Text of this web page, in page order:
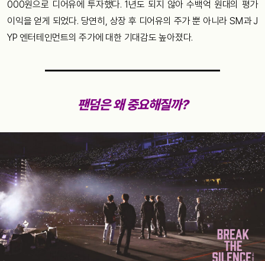
000원으로 디어유에 투자했다. 1년도 되지 않아 수백억 원대의 평가
이익을 얻게 되었다. 당연히, 상장 후 디어유의 주가 뿐 아니라 SM과 J
YP 엔터테인먼트의 주가에 대한 기대감도 높아졌다.
팬덤은 왜 중요해질까?